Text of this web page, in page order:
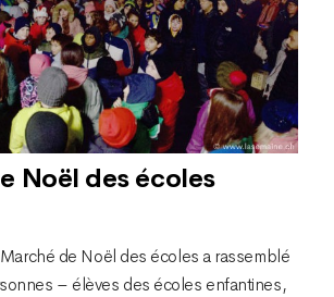
Noël des écoles
de Noël des écoles a rassemblé
– élèves des écoles enfantines,